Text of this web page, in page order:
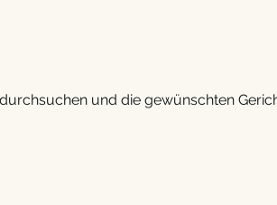
und die gewünschten